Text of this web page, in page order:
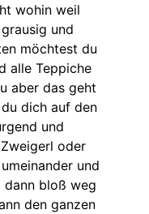
wohin weil
und
möchtest du
alle Teppiche
aber das geht
dich auf den
und
oder
und
dann bloß weg
den ganzen